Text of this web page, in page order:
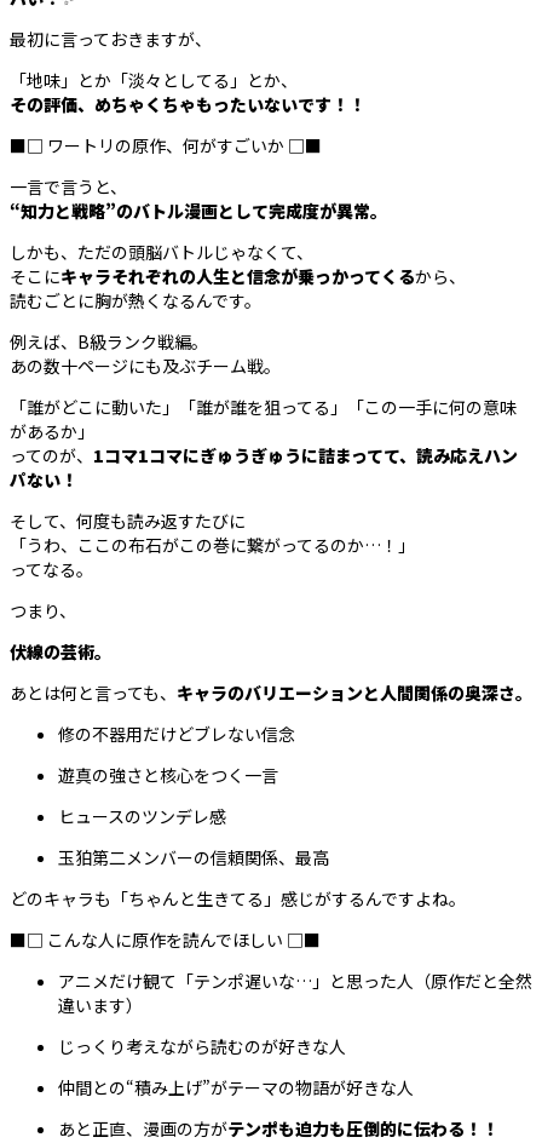
最初に言っておきますが、
「地味」とか「淡々としてる」とか、
その評価、めちゃくちゃもったいないです！！
■□ ワートリの原作、何がすごいか □■
一言で言うと、
“知力と戦略”のバトル漫画として完成度が異常。
しかも、ただの頭脳バトルじゃなくて、
そこにキャラそれぞれの人生と信念が乗っかってくるから、
読むごとに胸が熱くなるんです。
例えば、B級ランク戦編。
あの数十ページにも及ぶチーム戦。
「誰がどこに動いた」「誰が誰を狙ってる」「この一手に何の意味
があるか」
ってのが、 1コマ1コマにぎゅうぎゅうに詰まってて、読み応えハン
パない！
そして、何度も読み返すたびに
「うわ、ここの布石がこの巻に繋がってるのか…！」
ってなる。
つまり、
伏線の芸術。
あとは何と言っても、 キャラのバリエーションと人間関係の奥深さ。
修の不器用だけどブレない信念
遊真の強さと核心をつく一言
ヒュースのツンデレ感
玉狛第二メンバーの信頼関係、最高
どのキャラも「ちゃんと生きてる」感じがするんですよね。
■□ こんな人に原作を読んでほしい □■
アニメだけ観て「テンポ遅いな…」と思った人（原作だと全然
違います）
じっくり考えながら読むのが好きな人
仲間との“積み上げ”がテーマの物語が好きな人
あと正直、漫画の方がテンポも迫力も圧倒的に伝わる！！